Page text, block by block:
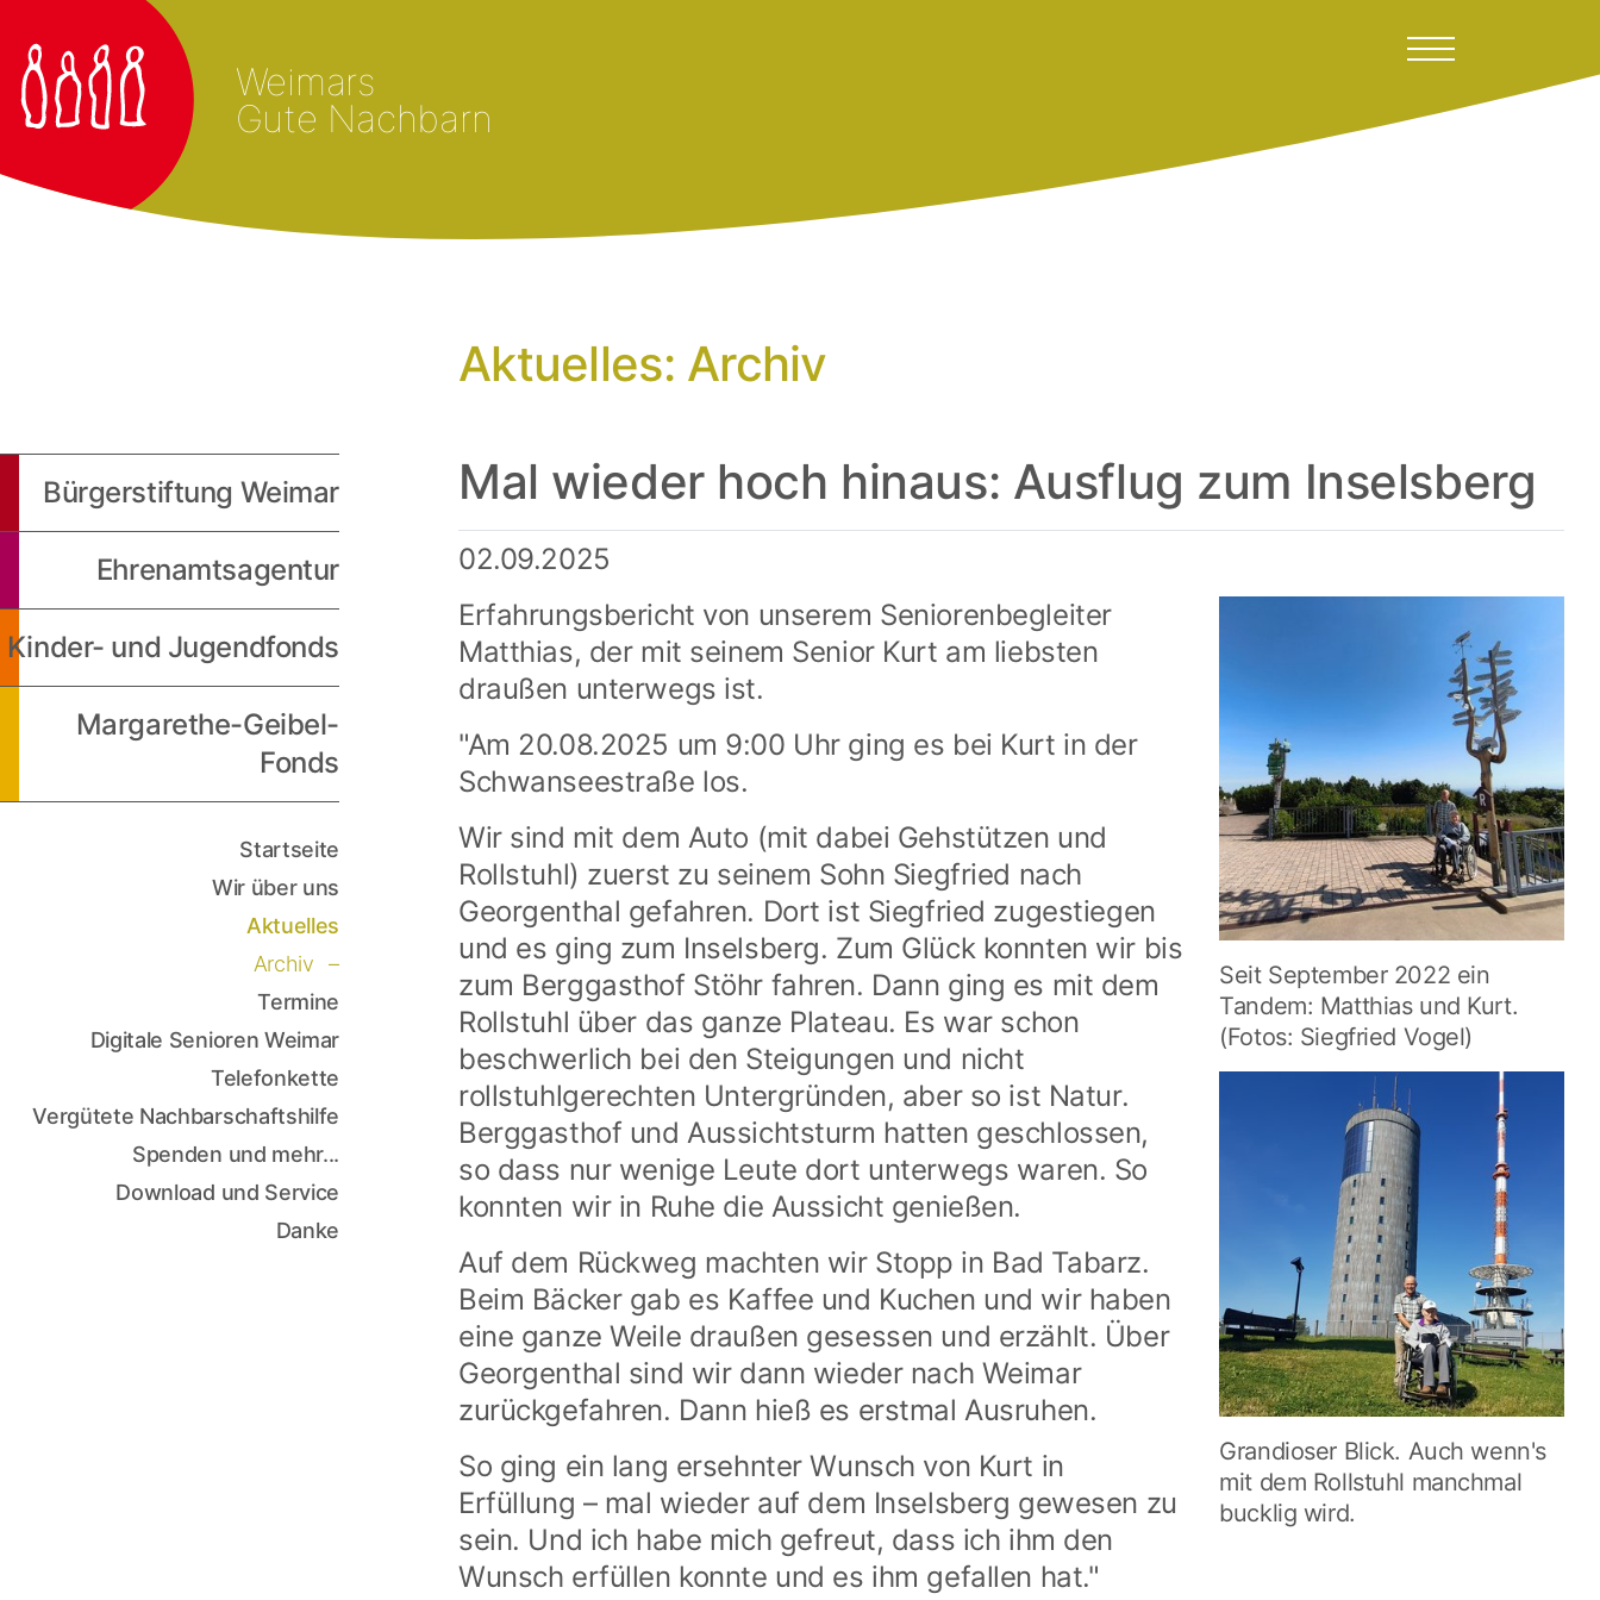
Weimars
Gute Nachbarn
Aktuelles: Archiv
Bürgerstiftung Weimar
Ehrenamtsagentur
Kinder- und Jugendfonds
Margarethe-Geibel-
Fonds
Startseite
Wir über uns
Aktuelles
Archiv
Termine
Digitale Senioren Weimar
Telefonkette
Vergütete Nachbarschaftshilfe
Spenden und mehr...
Download und Service
Danke
Mal wieder hoch hinaus: Ausflug zum Inselsberg
02.09.2025
Erfahrungsbericht von unserem Seniorenbegleiter
Matthias, der mit seinem Senior Kurt am liebsten
draußen unterwegs ist.
"Am 20.08.2025 um 9:00 Uhr ging es bei Kurt in der
Schwanseestraße los.
Wir sind mit dem Auto (mit dabei Gehstützen und
Rollstuhl) zuerst zu seinem Sohn Siegfried nach
Georgenthal gefahren. Dort ist Siegfried zugestiegen
und es ging zum Inselsberg. Zum Glück konnten wir bis
zum Berggasthof Stöhr fahren. Dann ging es mit dem
Rollstuhl über das ganze Plateau. Es war schon
beschwerlich bei den Steigungen und nicht
rollstuhlgerechten Untergründen, aber so ist Natur.
Berggasthof und Aussichtsturm hatten geschlossen,
so dass nur wenige Leute dort unterwegs waren. So
konnten wir in Ruhe die Aussicht genießen.
Auf dem Rückweg machten wir Stopp in Bad Tabarz.
Beim Bäcker gab es Kaffee und Kuchen und wir haben
eine ganze Weile draußen gesessen und erzählt. Über
Georgenthal sind wir dann wieder nach Weimar
zurückgefahren. Dann hieß es erstmal Ausruhen.
So ging ein lang ersehnter Wunsch von Kurt in
Erfüllung – mal wieder auf dem Inselsberg gewesen zu
sein. Und ich habe mich gefreut, dass ich ihm den
Wunsch erfüllen konnte und es ihm gefallen hat."
Seit September 2022 ein
Tandem: Matthias und Kurt.
(Fotos: Siegfried Vogel)
Grandioser Blick. Auch wenn's
mit dem Rollstuhl manchmal
bucklig wird.